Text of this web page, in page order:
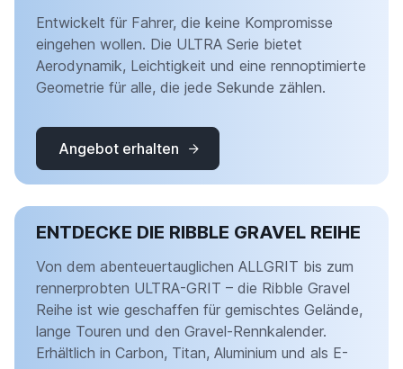
Entwickelt für Fahrer, die keine Kompromisse
eingehen wollen. Die ULTRA Serie bietet
Aerodynamik, Leichtigkeit und eine rennoptimierte
Geometrie für alle, die jede Sekunde zählen.
Angebot erhalten
ENTDECKE DIE RIBBLE GRAVEL REIHE
Von dem abenteuertauglichen ALLGRIT bis zum
rennerprobten ULTRA-GRIT – die Ribble Gravel
Reihe ist wie geschaffen für gemischtes Gelände,
lange Touren und den Gravel-Rennkalender.
Erhältlich in Carbon, Titan, Aluminium und als E-